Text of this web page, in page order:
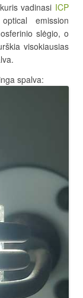
vadinasi ICP
emission
slėgio, o
visokiausias
spalva: